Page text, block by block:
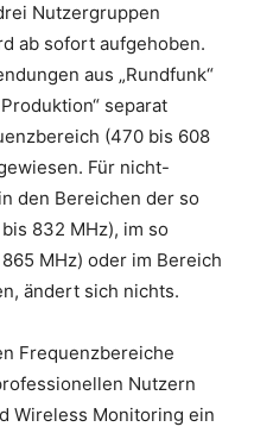
Nutzergruppen
ab sofort aufgehoben.
aus „Rundfunk“
separat
(470 bis 608
Für nicht-
den Bereichen der so
832 MHz), im so
MHz) oder im Bereich
ändert sich nichts.
Frequenzbereiche
Nutzern
Wireless Monitoring ein